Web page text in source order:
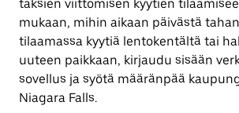
taksien viittomisen kyytien
mukaan, mihin aikaan päivästä
tilaamassa kyytiä lentokentältä tai
uuteen paikkaan, kirjaudu sisään
sovellus ja syötä määränpää
Niagara Falls.